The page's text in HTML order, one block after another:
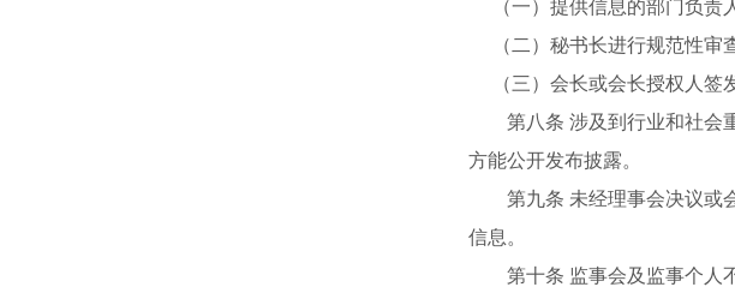
（一）提供信息的部门负责
（二）秘书长进行规范性审
（三）会长或会长授权人签
第八条 涉及到行业和社会
方能公开发布披露。
第九条 未经理事会决议或
信息。
第十条 监事会及监事个人